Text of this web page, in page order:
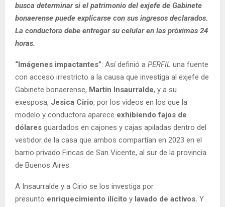
busca determinar si el patrimonio del exjefe de Gabinete
bonaerense puede explicarse con sus ingresos declarados.
La conductora debe entregar su celular en las próximas 24
horas.
“Imágenes impactantes”. Así definió a PERFIL una fuente
con acceso irrestricto a la causa que investiga al exjefe de
Gabinete bonaerense, Martín Insaurralde, y a su
exesposa, Jesica Cirio, por los videos en los que la
modelo y conductora aparece exhibiendo fajos de
dólares guardados en cajones y cajas apiladas dentro del
vestidor de la casa que ambos compartían en 2023 en el
barrio privado Fincas de San Vicente, al sur de la provincia
de Buenos Aires.
A Insaurralde y a Cirio se los investiga por
presunto enriquecimiento ilícito y lavado de activos. Y